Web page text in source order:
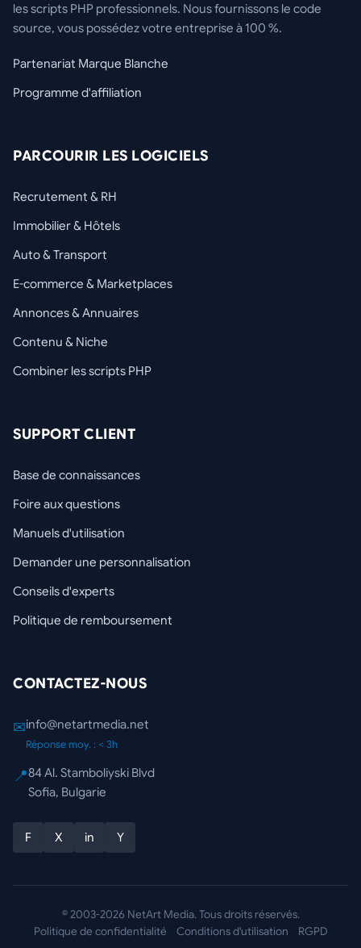
les scripts PHP professionnels. Nous fournissons le code
source, vous possédez votre entreprise à 100 %.
Partenariat Marque Blanche
Programme d'affiliation
PARCOURIR LES LOGICIELS
Recrutement & RH
Immobilier & Hôtels
Auto & Transport
E-commerce & Marketplaces
Annonces & Annuaires
Contenu & Niche
Combiner les scripts PHP
SUPPORT CLIENT
Base de connaissances
Foire aux questions
Manuels d'utilisation
Demander une personnalisation
Conseils d'experts
Politique de remboursement
CONTACTEZ-NOUS
✉info@netartmedia.net
Réponse moy. : < 3h
📍84 Al. Stamboliyski Blvd
Sofia, Bulgarie
F X in Y
© 2003-2026 NetArt Media. Tous droits réservés.
Politique de confidentialité
Conditions d'utilisation RGPD